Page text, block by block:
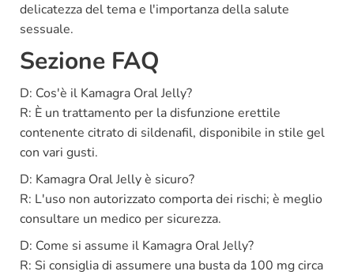
delicatezza del tema e l'importanza della salute
sessuale.
Sezione FAQ
D: Cos'è il Kamagra Oral Jelly?
R: È un trattamento per la disfunzione erettile
contenente citrato di sildenafil, disponibile in stile gel
con vari gusti.
D: Kamagra Oral Jelly è sicuro?
R: L'uso non autorizzato comporta dei rischi; è meglio
consultare un medico per sicurezza.
D: Come si assume il Kamagra Oral Jelly?
R: Si consiglia di assumere una busta da 100 mg circa